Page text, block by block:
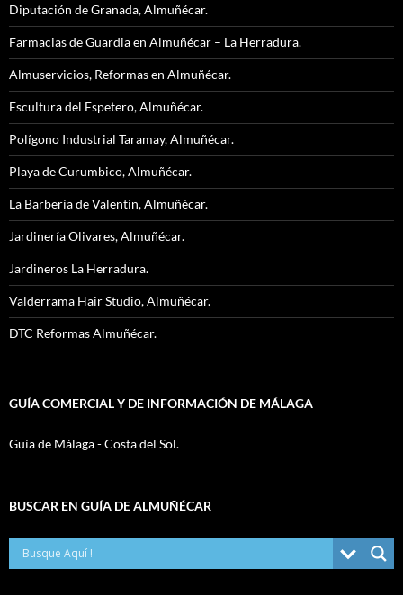
Diputación de Granada, Almuñécar.
Farmacias de Guardia en Almuñécar – La Herradura.
Almuservicios, Reformas en Almuñécar.
Escultura del Espetero, Almuñécar.
Polígono Industrial Taramay, Almuñécar.
Playa de Curumbico, Almuñécar.
La Barbería de Valentín, Almuñécar.
Jardinería Olivares, Almuñécar.
Jardineros La Herradura.
Valderrama Hair Studio, Almuñécar.
DTC Reformas Almuñécar.
GUÍA COMERCIAL Y DE INFORMACIÓN DE MÁLAGA
Guía de Málaga - Costa del Sol.
BUSCAR EN GUÍA DE ALMUÑÉCAR